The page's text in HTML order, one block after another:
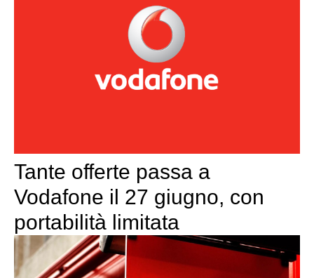
Tante offerte passa a
Vodafone il 27 giugno, con
portabilità limitata